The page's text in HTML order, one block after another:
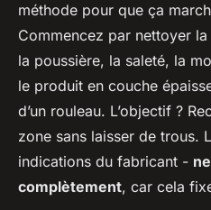
méthode pour que ça
Commencez par nettoyer
la poussière, la saleté, la
le produit en couche
d’un rouleau. L’objectif ?
zone sans laisser de trous.
indications du fabricant -
complètement, car cela